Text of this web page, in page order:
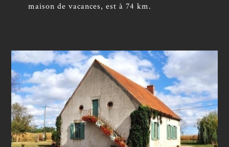
maison de vacances, est à 74 km.